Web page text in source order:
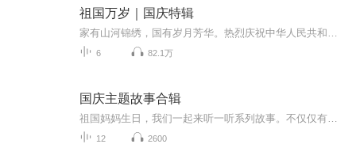
祖国万岁｜国庆特辑
6 82.1万
国庆主题故事合辑
12 2600